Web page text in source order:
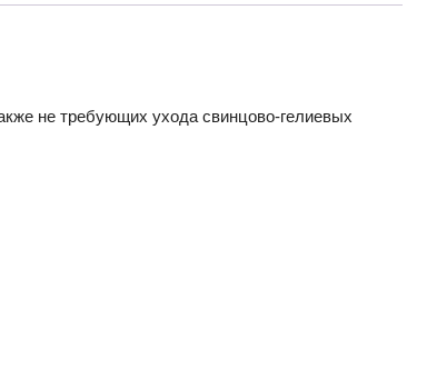
не требующих ухода свинцово-гелиевых